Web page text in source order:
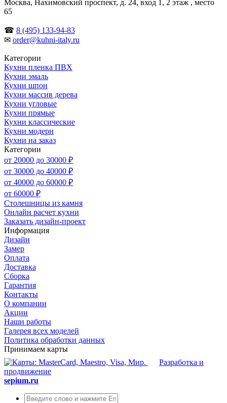
Москва, Нахимовский проспект, д. 24, вход 1, 2 этаж , место
65
☎ 8 (495) 133-94-83
✉ order@kuhni-italy.ru
Категории
Кухни пленка ПВХ
Кухни эмаль
Кухни шпон
Кухни массив дерева
Кухни угловые
Кухни прямые
Кухни классические
Кухни модерн
Кухни на заказ
Категории
от 20000 до 30000 ₽
от 30000 до 40000 ₽
от 40000 до 60000 ₽
от 60000 ₽
Столешницы из камня
Онлайн расчет кухни
Заказать дизайн-проект
Информация
Дизайн
Замер
Оплата
Доставка
Сборка
Гарантия
Контакты
О компании
Акции
Наши работы
Галерея всех моделей
Политика обработки данных
Принимаем карты
Разработка и
продвижение
sepium.ru